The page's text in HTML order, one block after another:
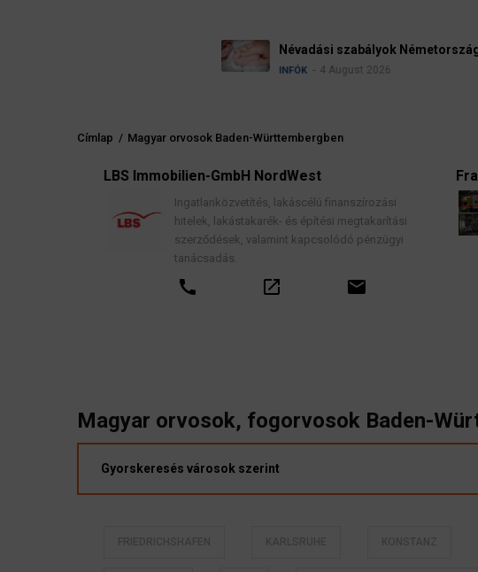
Névadási szabályok Németországban
4 August 2026
Morzsa
Címlap / Magyar orvosok Baden-Württembergben
LBS Immobilien-GmbH NordWest
Ingatlanközvetítés, lakáscélú finanszírozási
hitelek, lakástakarék- és építési megtakarítási
szerződések, valamint kapcsolódó pénzügyi
tanácsadás.
Magyar orvosok, fogorvosok Baden-
Gyorskeresés városok szerint